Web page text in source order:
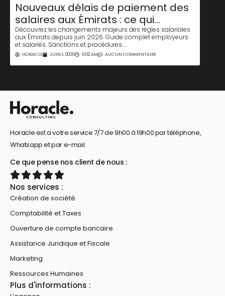
Nouveaux délais de paiement des
salaires aux Émirats : ce qui
change pour tous
Découvrez les changements majeurs des règles salariales
aux Émirats depuis juin 2026. Guide complet employeurs
et salariés. Sanctions et procédures....
HORACLE JUIN 1, 2026 9:02 AM AUCUN COMMENTAIRE
Horacle est a votre service 7/7 de 9h00 à 19h00 par téléphone,
Whatsapp et par e-mail.
Ce que pense nos client de nous :
Nos services :
Création de société
Comptabilité et Taxes
Ouverture de compte bancaire
Assistance Juridique et Fiscale
Marketing
Ressources Humaines
Plus d'informations :